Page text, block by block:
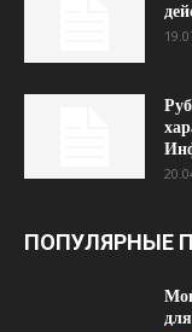
ПОПУЛЯРНЫЕ